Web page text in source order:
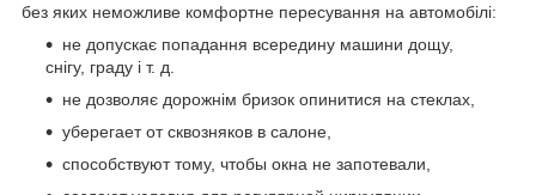
без яких неможливе комфортне пересування на автомобілі:
не допускає попадання всередину машини дощу,
снігу, граду і т. д.
не дозволяє дорожнім бризок опинитися на стеклах,
уберегает от сквозняков в салоне,
способствуют тому, чтобы окна не запотевали,